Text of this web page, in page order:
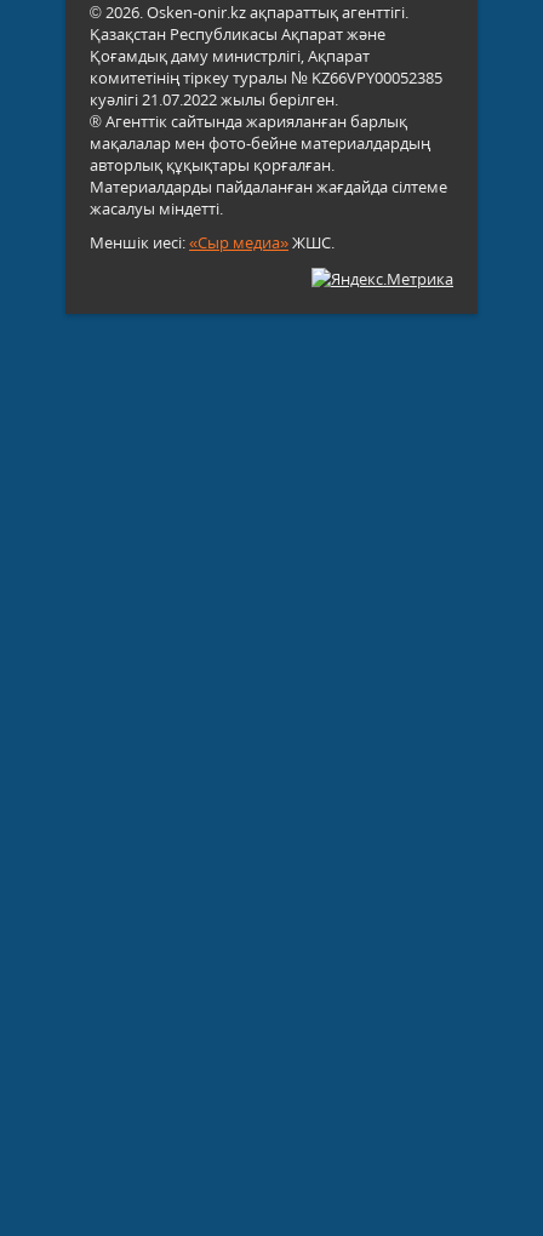
© 2026. Osken-onir.kz ақпараттық агенттігі.
Қазақстан Республикасы Ақпарат және
Қоғамдық даму министрлігі, Ақпарат
комитетінің тіркеу туралы № KZ66VPY00052385
куәлігі 21.07.2022 жылы берілген.
® Агенттік сайтында жарияланған барлық
мақалалар мен фото-бейне материалдардың
авторлық құқықтары қорғалған.
Материалдарды пайдаланған жағдайда сілтеме
жасалуы міндетті.
Меншік иесі:«Сыр медиа»ЖШС.